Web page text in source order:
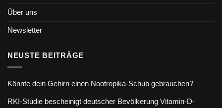
Über uns
Newsletter
NEUSTE BEITRÄGE
Könnte dein Gehirn einen Nootropika-Schub gebrauchen?
RKI-Studie bescheinigt deutscher Bevölkerung Vitamin-D-